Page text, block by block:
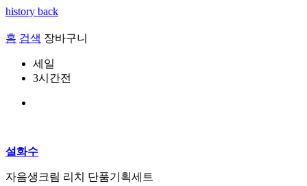
history back
홈 검색 장바구니
세일
3시간전
설화수
자음생크림 리치 단품기획세트